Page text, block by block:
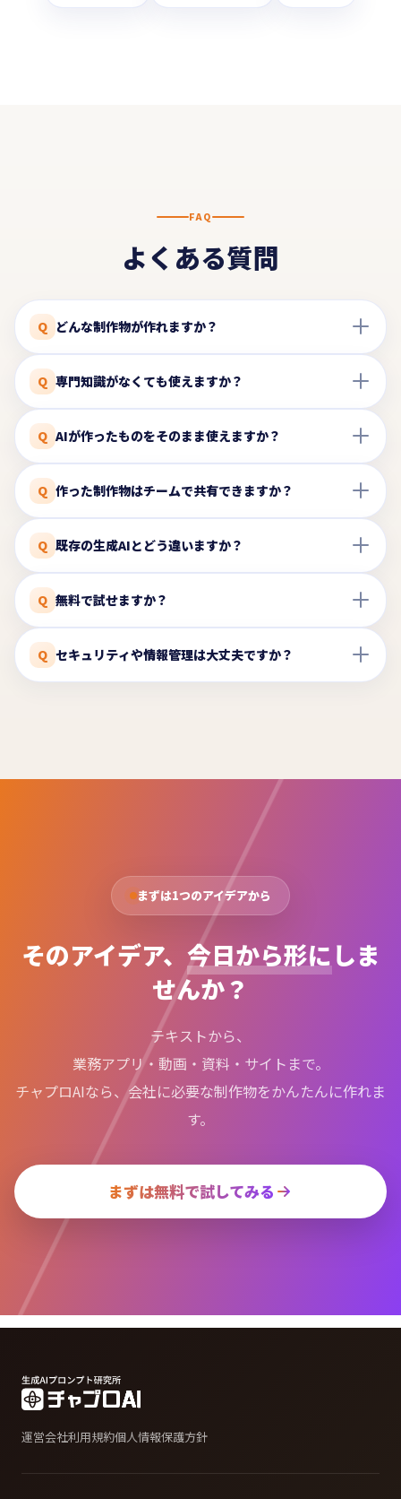
FAQ
よくある質問
Q どんな制作物が作れますか？
ど）、研修・説明動画、営業資料・パンフレット、サー
ビスサイト・LPなど4種類の制作物に対応しています。
詳細はサンプルページでご確認いただけます。
Q 専門知識がなくても使えますか？
知識は不要です。作りたいものを選び、ラフなテキスト
を入力するだけで、AIが制作の初回案を作成します。
Q AIが作ったものをそのまま使えますか？
行ってから使うことを前提にしています。現場の情報や
状況に合わせて仕上げることで、実務に使いやすい制作
物になります。
Q 作った制作物はチームで共有できますか？
共有・再利用できます。特定のメンバーだけが使える状
態ではなく、組織の資産として蓄積していけます。
Q 既存の生成AIとどう違いますか？
います。チャプロAIは、その出力をもとに、業務で使え
る制作物（アプリ・動画・資料・サイト）の形に落とし
込むことを支援するツールです。
Q 無料で試せますか？
は少人数・小さな制作物から試して、自社の業務に合う
かどうかを確認いただけます。
Q セキュリティや情報管理は大丈夫ですか？
まずは1つのアイデアから
そのアイデア、 今日から形にしま
せんか？
テキストから、
業務アプリ・動画・資料・サイトまで。
チャプロAIなら、会社に必要な制作物をかんたんに作れま
す。
まずは無料で試してみる
運営会社利用規約個人情報保護方針